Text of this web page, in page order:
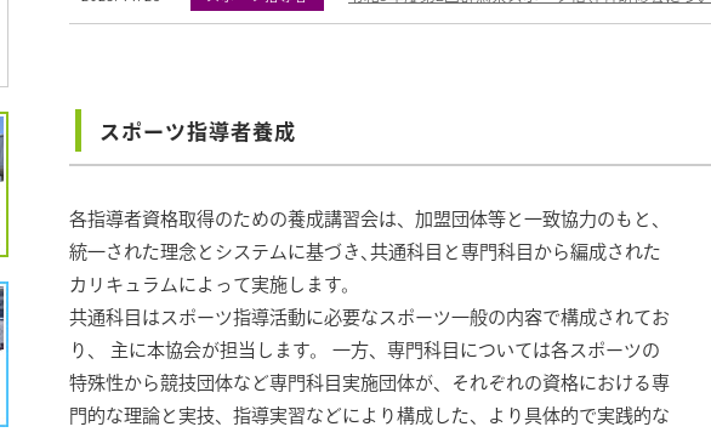
スポーツ指導者養成
各指導者資格取得のための養成講習会は、加盟団体等と一致協力のもと、
統一された理念とシステムに基づき､共通科目と専門科目から編成された
カリキュラムによって実施します。
共通科目はスポーツ指導活動に必要なスポーツ一般の内容で構成されてお
り、 主に本協会が担当します。 一方、専門科目については各スポーツの
特殊性から競技団体など専門科目実施団体が、それぞれの資格における専
門的な理論と実技、指導実習などにより構成した、より具体的で実践的な